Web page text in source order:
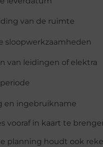
van de ruimte
sloopwerkzaamheden
van leidingen of elektra
en ingebruikname
vooraf in kaart te
planning houdt ook